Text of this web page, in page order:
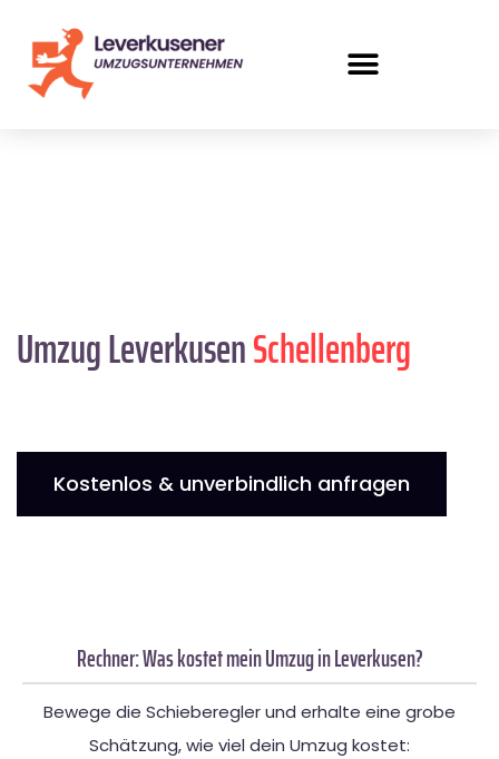
Umzug LeverkusenSchellenberg
Kostenlos & unverbindlich anfragen
Rechner: Was kostet mein Umzug in Leverkusen?
Bewege die Schieberegler und erhalte eine grobe
Schätzung, wie viel dein Umzug kostet: